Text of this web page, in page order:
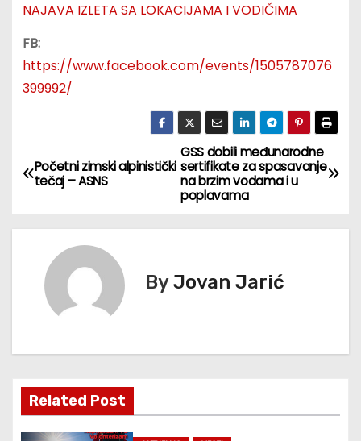
NAJAVA IZLETA SA LOKACIJAMA I VODIČIMA
FB:
https://www.facebook.com/events/1505787076
399992/
К
р
е
е
ч
л
GSS dobili međunarodne
sertifikate za spasavanje
na brzim vodama i u
poplavama
Početni zimski alpinistički
tečaj – ASNS
ByJovan Jarić
Related Post